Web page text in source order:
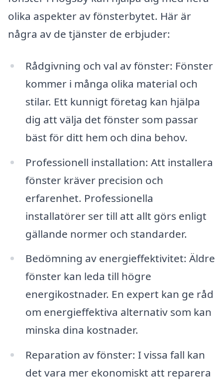
olika aspekter av fönsterbytet. Här är
några av de tjänster de erbjuder:
Rådgivning och val av fönster: Fönster
kommer i många olika material och
stilar. Ett kunnigt företag kan hjälpa
dig att välja det fönster som passar
bäst för ditt hem och dina behov.
Professionell installation: Att installera
fönster kräver precision och
erfarenhet. Professionella
installatörer ser till att allt görs enligt
gällande normer och standarder.
Bedömning av energieffektivitet: Äldre
fönster kan leda till högre
energikostnader. En expert kan ge råd
om energieffektiva alternativ som kan
minska dina kostnader.
Reparation av fönster: I vissa fall kan
det vara mer ekonomiskt att reparera